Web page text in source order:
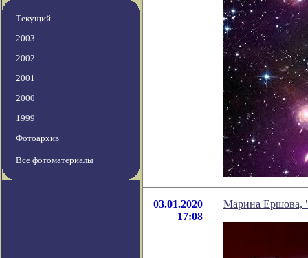
Текущий
2003
2002
2001
2000
1999
Фотоархив
Все фотоматериалы
03.01.2020
17:08
Марина Ершова,